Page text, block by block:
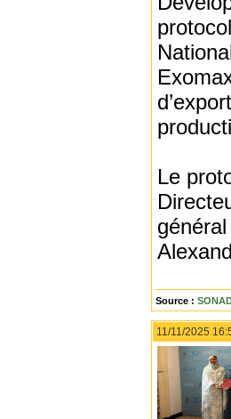
Le
Source :
11/11/2025